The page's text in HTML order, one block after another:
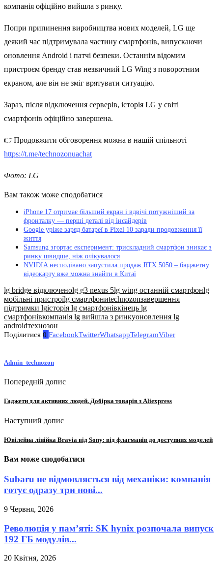
компанія офіційно вийшла з ринку.
Попри припинення виробництва нових моделей, LG ще
деякий час підтримувала частину смартфонів, випускаючи
оновлення Android і патчі безпеки. Останнім відомим
пристроєм бренду став незвичний LG Wing з поворотним
екраном, але він не зміг врятувати ситуацію.
Зараз, після відключення серверів, історія LG у світі
смартфонів офіційно завершена.
👉Продовжити обговорення можна в нашій спільноті –
https://t.me/technozonuachat
Фото: LG
Вам також може сподобатися
iPhone 17 отримає більший екран і вдвічі потужніший за
фронталку — перші деталі від інсайдерів
Google уріже заряд батареї в Pixel 10 заради продовження її
життя
Samsung згортає експеримент: трискладний смартфон зникає з
ринку швидше, ніж очікувалося
NVIDIA несподівано запустила продаж RTX 5050 – бюджетну
відеокарту вже можна знайти в Китаї
lg bridge відключеноlg g3 nexus 5lg wing останній смартфонlg
мобільні пристроїlg смартфониtechnozonзавершення
підтримки lgісторія lg смартфонівкінець lg
смартфонівкомпанія lg вийшла з ринкуоновлення lg
androidтехнозон
Поділитися 0 FacebookTwitterWhatsappTelegramViber
Admin_technozon
Попередній допис
Гаджети для активних людей. Добірка товарів з Aliexpress
Наступний допис
Ювілейна лінійка Bravia від Sony: від флагманів до доступних моделей
Вам може сподобатися
Subaru не відмовляється від механіки: компанія
готує одразу три нові...
9 Червня, 2026
Революція у пам’яті: SK hynix розпочала випуск
192 ГБ модулів...
20 Квітня, 2026